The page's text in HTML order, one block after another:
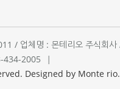
/ 업체명 : 몬테리오 주식회
434-2005
|
Designed by Monte rio.